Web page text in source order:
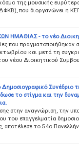
της μουσικής
που διοργανώνει η
ΗΜΑΘΙΑΣ - το νέο
που
και μετά τη
νέου Διοικητικού
Δημοσιογραφικό Συνέδριο
το στίγμα και την
στην αναγνώριση, την
του επαγγελματία
αποτέλεσε το 54ο